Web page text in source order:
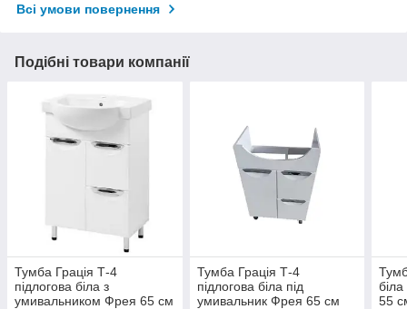
Всі умови повернення
Подібні товари компанії
Тумба Грація Т-4
підлогова біла з
умивальником Фрея 65 см
Тумба Грація Т-4
підлогова біла під
умивальник Фрея 65 см
55